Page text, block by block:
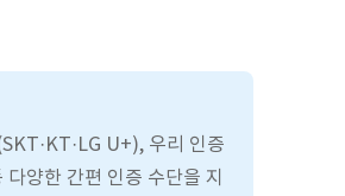
U+), 우리 인증
양한 간편 인증 수단을 지